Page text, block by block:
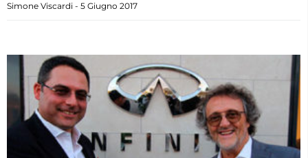
Simone Viscardi 5 Giugno 2017